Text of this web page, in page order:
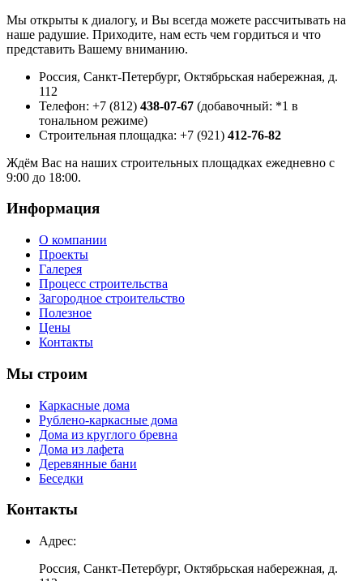
Мы открыты к диалогу, и Вы всегда можете рассчитывать на
наше радушие. Приходите, нам есть чем гордиться и что
представить Вашему вниманию.
Россия, Санкт-Петербург, Октябрьская набережная, д.
112
Телефон: +7 (812) 438-07-67 (добавочный: *1 в
тональном режиме)
Строительная площадка: +7 (921) 412-76-82
Ждём Вас на наших строительных площадках ежедневно с
9:00 до 18:00.
Информация
О компании
Проекты
Галерея
Процесс строительства
Загородное строительство
Полезное
Цены
Контакты
Мы строим
Каркасные дома
Рублено-каркасные дома
Дома из круглого бревна
Дома из лафета
Деревянные бани
Беседки
Контакты
Адрес:
Россия, Санкт-Петербург, Октябрьская набережная, д.